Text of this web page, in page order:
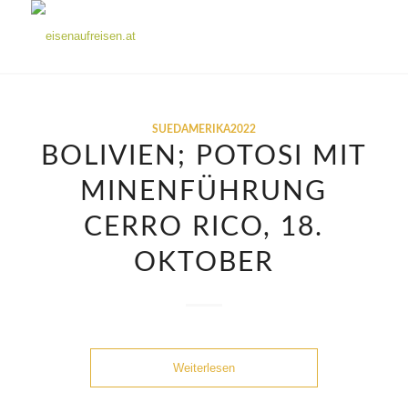
SUEDAMERIKA2022
BOLIVIEN; POTOSI MIT
MINENFÜHRUNG
CERRO RICO, 18.
OKTOBER
Weiterlesen